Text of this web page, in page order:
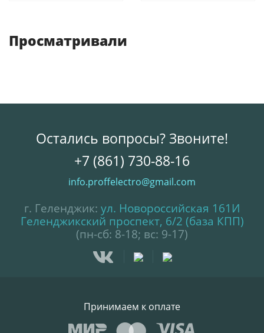
Просматривали
Остались вопросы? Звоните!
+7 (861) 730-88-16
info.proffelectro@gmail.com
г. Геленджик: ул. Новороссийская 161И
Геленджикский проспект, 6/2 (база КПП)
(пн-сб: 8-18; вс: 9-17)
Принимаем к оплате